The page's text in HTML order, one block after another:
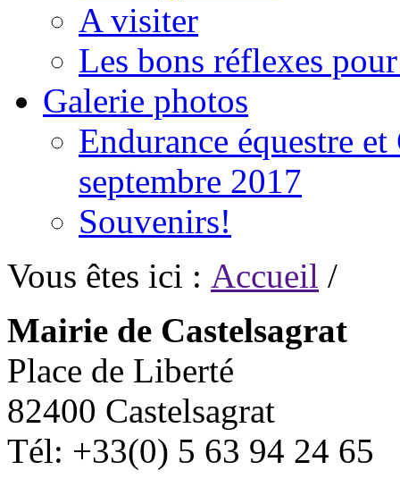
A visiter
Les bons réflexes
Galerie photos
Endurance équestre
septembre 2017
Souvenirs!
Vous êtes ici : Accueil /
Mairie de Castelsagrat
Place de Liberté
82400 Castelsagrat
Tél: +33(0) 5 63 94 24 65